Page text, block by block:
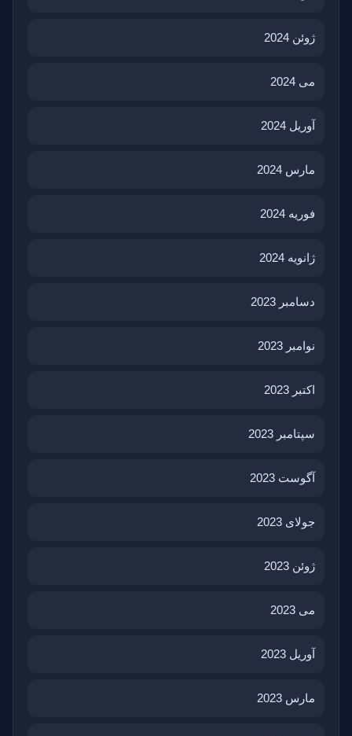
ژوئن 2024
می 2024
آوریل 2024
مارس 2024
فوریه 2024
ژانویه 2024
دسامبر 2023
نوامبر 2023
اکتبر 2023
سپتامبر 2023
آگوست 2023
جولای 2023
ژوئن 2023
می 2023
آوریل 2023
مارس 2023